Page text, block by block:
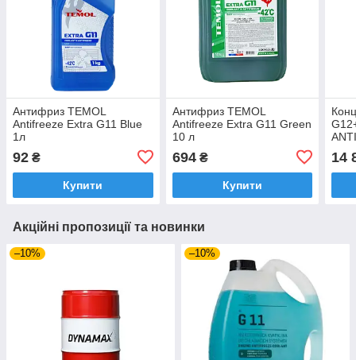
Антифриз TEMOL
Antifreeze Extra G11 Blue
1л
92 ₴
Купити
Антифриз TEMOL
Antifreeze Extra G11 Green
10 л
694₴
Купити
14
Акційні пропозиції та новинки
–10% –10%